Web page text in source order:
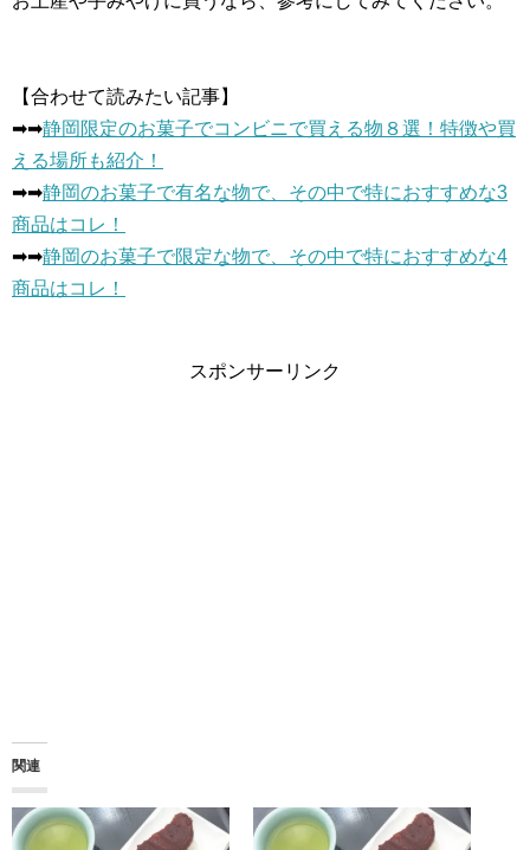
【合わせて読みたい記事】
➡︎➡︎静岡限定のお菓子でコンビニで買える物８選！特徴や買
える場所も紹介！
➡︎➡︎静岡のお菓子で有名な物で、その中で特におすすめな3
商品はコレ！
➡︎➡︎静岡のお菓子で限定な物で、その中で特におすすめな4
商品はコレ！
スポンサーリンク
関連